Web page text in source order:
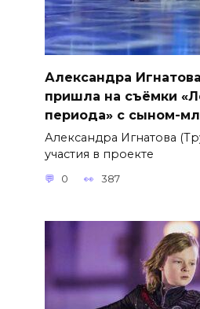
Александра
пришла на съёмки
периода» с сыном-
Александра Игнатова
участия в проекте
0 387